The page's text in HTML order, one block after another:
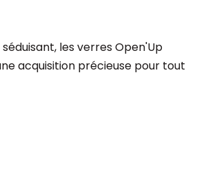
les verres Open'Up
acquisition précieuse pour tout